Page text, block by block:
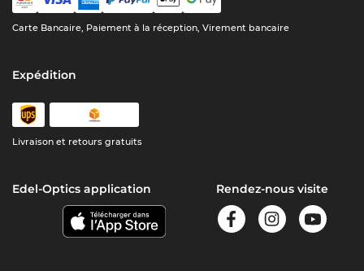
Carte Bancaire, Paiement à la réception, Virement bancaire
Expédition
Livraison et retours gratuits
Edel-Optics application Rendez-nous visite